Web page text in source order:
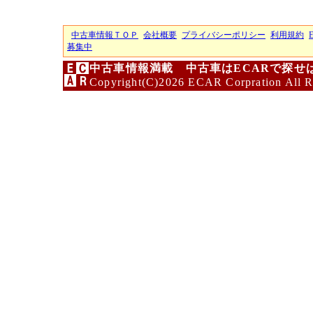
中古車情報ＴＯＰ 会社概要 プライバシーポリシー 利用規約
募集中
中古車情報満載 中古車はECARで探せ
Copyright(C)2026 ECAR Corpration All